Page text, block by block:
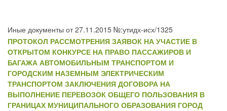
Иные документы от 27.11.2015 №:утидх-исх/1325
ПРОТОКОЛ РАССМОТРЕНИЯ ЗАЯВОК НА УЧАСТИЕ В
ОТКРЫТОМ КОНКУРСЕ НА ПРАВО ПАССАЖИРОВ И
БАГАЖА АВТОМОБИЛЬНЫМ ТРАНСПОРТОМ И
ГОРОДСКИМ НАЗЕМНЫМ ЭЛЕКТРИЧЕСКИМ
ТРАНСПОРТОМ ЗАКЛЮЧЕНИЯ ДОГОВОРА НА
ВЫПОЛНЕНИЕ ПЕРЕВОЗОК ОБЩЕГО ПОЛЬЗОВАНИЯ В
ГРАНИЦАХ МУНИЦИПАЛЬНОГО ОБРАЗОВАНИЯ ГОРОД